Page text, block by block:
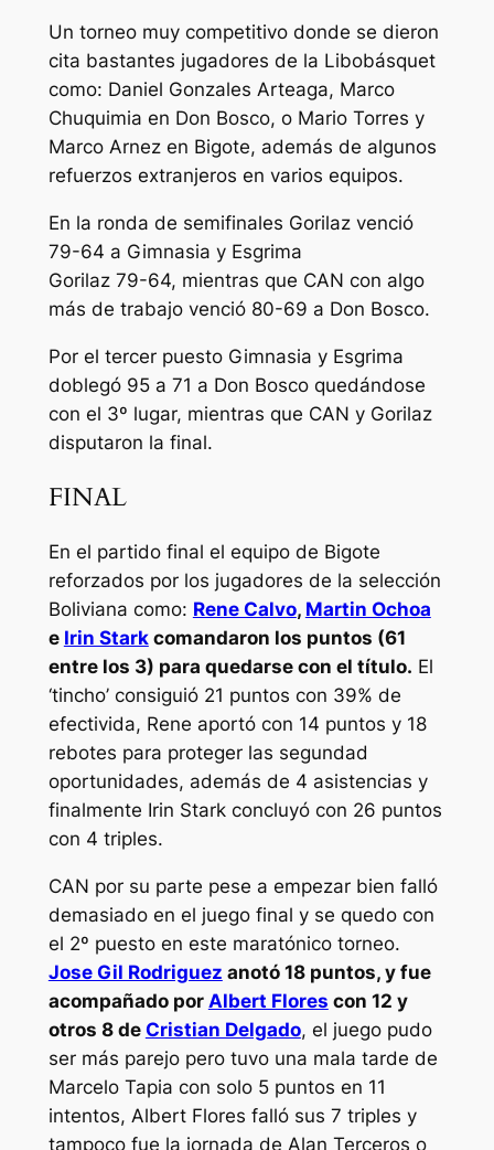
Un torneo muy competitivo donde se dieron
cita bastantes jugadores de la Libobásquet
como: Daniel Gonzales Arteaga, Marco
Chuquimia en Don Bosco, o Mario Torres y
Marco Arnez en Bigote, además de algunos
refuerzos extranjeros en varios equipos.
En la ronda de semifinales Gorilaz venció
79-64 a Gimnasia y Esgrima
Gorilaz 79-64, mientras que CAN con algo
más de trabajo venció 80-69 a Don Bosco.
Por el tercer puesto Gimnasia y Esgrima
doblegó 95 a 71 a Don Bosco quedándose
con el 3º lugar, mientras que CAN y Gorilaz
disputaron la final.
FINAL
En el partido final el equipo de Bigote
reforzados por los jugadores de la selección
Boliviana como: Rene Calvo, Martin Ochoa
e Irin Starkcomandaron los puntos (61
entre los 3) para quedarse con el título. El
‘tincho’ consiguió 21 puntos con 39% de
efectivida, Rene aportó con 14 puntos y 18
rebotes para proteger las segundad
oportunidades, además de 4 asistencias y
finalmente Irin Stark concluyó con 26 puntos
con 4 triples.
CAN por su parte pese a empezar bien falló
demasiado en el juego final y se quedo con
el 2º puesto en este maratónico torneo.
Jose Gil Rodriguez anotó 18 puntos, y fue
acompañado por Albert Flores con 12 y
otros 8 de Cristian Delgado, el juego pudo
ser más parejo pero tuvo una mala tarde de
Marcelo Tapia con solo 5 puntos en 11
intentos, Albert Flores falló sus 7 triples y
tampoco fue la jornada de Alan Terceros o